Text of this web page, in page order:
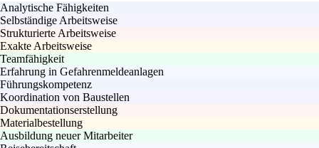
Analytische Fähigkeiten
Selbständige Arbeitsweise
Strukturierte Arbeitsweise
Exakte Arbeitsweise
Teamfähigkeit
Erfahrung in Gefahrenmeldeanlagen
Führungskompetenz
Koordination von Baustellen
Dokumentationserstellung
Materialbestellung
Ausbildung neuer Mitarbeiter